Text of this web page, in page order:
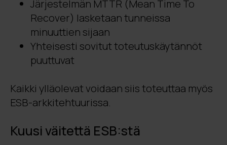
Järjestelmän MTTR (Mean Time To
Recover) lasketaan tunneissa
minuuttien sijaan
Yhteisesti sovitut toteutuskäytännöt
puuttuvat
Kaikki ylläolevat voidaan siis toteuttaa myös
ESB-arkkitehtuurissa.
Kuusi väitettä ESB:stä